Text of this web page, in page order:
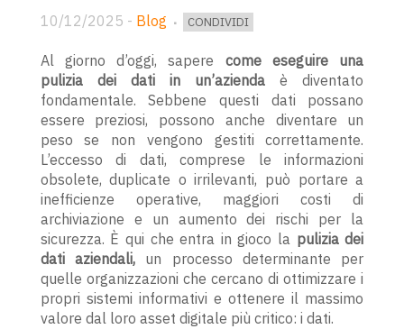
10/12/2025 - Blog CONDIVIDI
Al giorno d’oggi, sapere come eseguire una
pulizia dei dati in un’aziendaè diventato
fondamentale. Sebbene questi dati possano
essere preziosi, possono anche diventare un
peso se non vengono gestiti correttamente.
L’eccesso di dati, comprese le informazioni
obsolete, duplicate o irrilevanti, può portare a
inefficienze operative, maggiori costi di
archiviazione e un aumento dei rischi per la
sicurezza. È qui che entra in gioco la pulizia dei
dati aziendali, un processo determinante per
quelle organizzazioni che cercano di ottimizzare i
propri sistemi informativi e ottenere il massimo
valore dal loro asset digitale più critico: i dati.